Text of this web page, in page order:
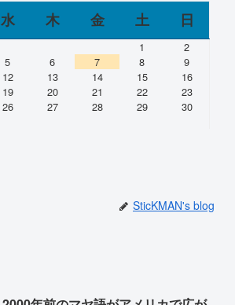
水 木 金 土 日
1
2
5 6 7 8
9
12 13 14 15
16
19 20 21 22
23
26 27 28 29
30
SticKMAN's blog